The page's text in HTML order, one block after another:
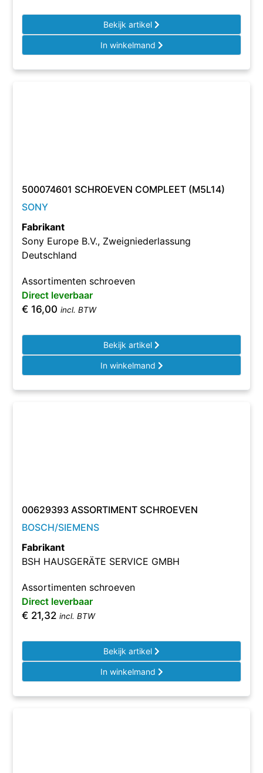
Bekijk artikel
In winkelmand
500074601 SCHROEVEN COMPLEET (M5L14)
SONY
Fabrikant
Sony Europe B.V., Zweigniederlassung
Deutschland
Assortimenten schroeven
Direct leverbaar
€ 16,00 incl. BTW
Bekijk artikel
In winkelmand
00629393 ASSORTIMENT SCHROEVEN
BOSCH/SIEMENS
Fabrikant
BSH HAUSGERÄTE SERVICE GMBH
Assortimenten schroeven
Direct leverbaar
€ 21,32 incl. BTW
Bekijk artikel
In winkelmand